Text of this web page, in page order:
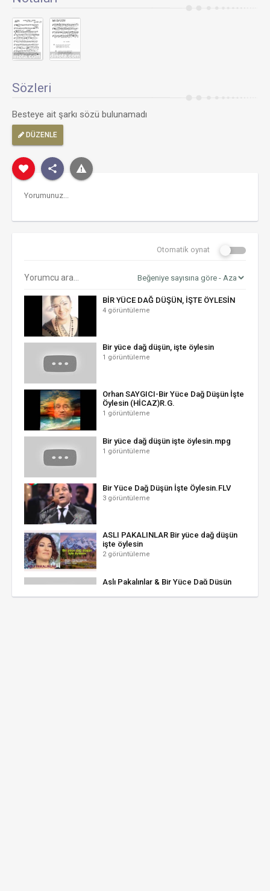
Sözleri
Besteye ait şarkı sözü bulunamadı
DÜZENLE
Otomatik oynat
BİR YÜCE DAĞ DÜŞÜN, İŞTE ÖYLESİN
4 görüntüleme
Bir yüce dağ düşün, işte öylesin
1 görüntüleme
Orhan SAYGICI-Bir Yüce Dağ Düşün İşte
Öylesin (HİCAZ)R.G.
1 görüntüleme
Bir yüce dağ düşün işte öylesin.mpg
1 görüntüleme
Bir Yüce Dağ Düşün İşte Öylesin.FLV
3 görüntüleme
ASLI PAKALINLAR Bir yüce dağ düşün
işte öylesin
2 görüntüleme
Aslı Pakalınlar & Bir Yüce Dağ Düşün